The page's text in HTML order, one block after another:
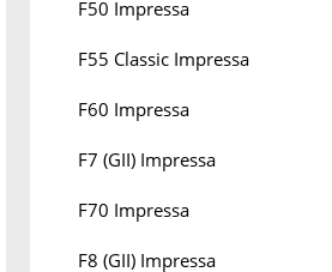
F50 Impressa
F55 Classic Impressa
F60 Impressa
F7 (GII) Impressa
F70 Impressa
F8 (GII) Impressa